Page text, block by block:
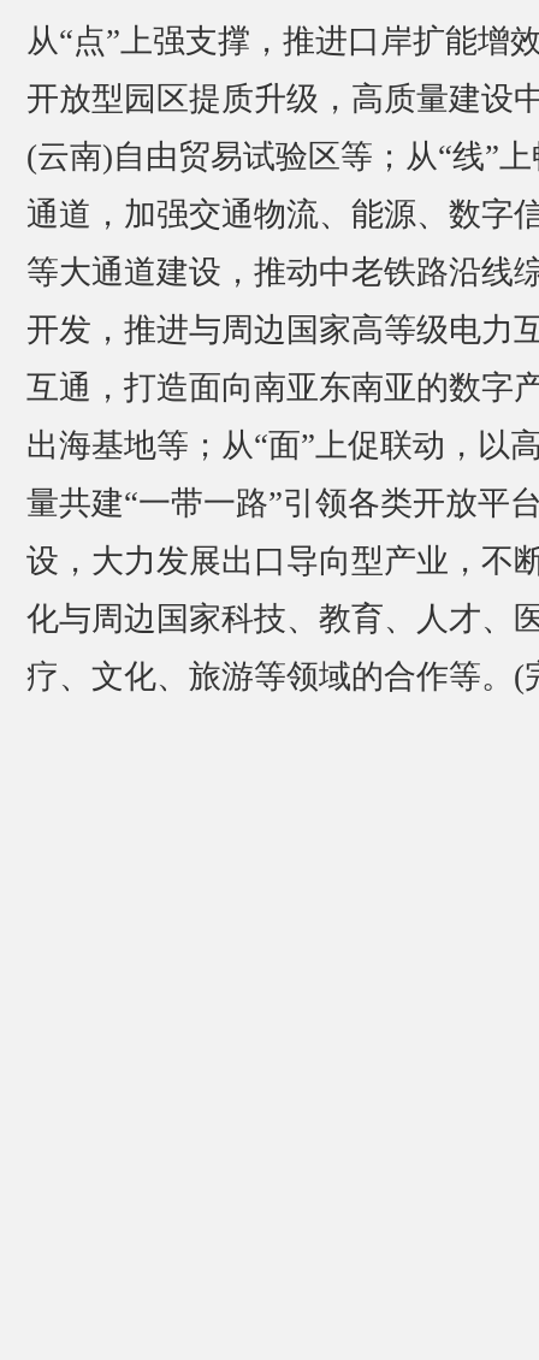
从“点”上强支撑，推进口岸扩能增
开放型园区提质升级，高质量建设
(云南)自由贸易试验区等；从“线”
通道，加强交通物流、能源、数字
等大通道建设，推动中老铁路沿线
开发，推进与周边国家高等级电力
互通，打造面向南亚东南亚的数字
出海基地等；从“面”上促联动，以
量共建“一带一路”引领各类开放平
设，大力发展出口导向型产业，不
化与周边国家科技、教育、人才、
疗、文化、旅游等领域的合作等。(